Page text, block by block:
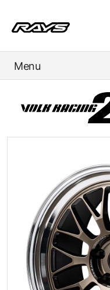
Menu
PRODUCTS
COMPANY
PARTNER SHOP
NEWS